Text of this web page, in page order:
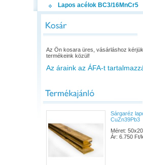
Lapos acélok BC3/16MnCr5
Az Ön kosara üres, vásárláshoz
termékeink közül!
Az áraink az ÁFA-t
Sárgaréz
CuZn39Pb3
Méret: 50x20
Ár: 6.750 Ft/